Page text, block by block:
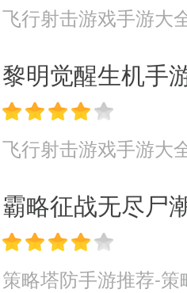
飞行射击游戏手游大
黎明觉醒生机手
飞行射击游戏手游大
霸略征战无尽尸
策略塔防手游推荐-